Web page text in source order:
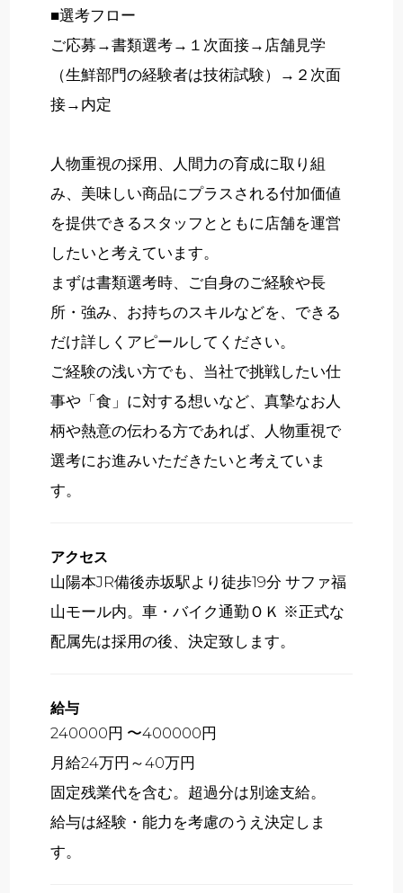
■選考フロー
ご応募→書類選考→１次面接→店舗見学
（生鮮部門の経験者は技術試験）→２次面
接→内定
人物重視の採用、人間力の育成に取り組
み、美味しい商品にプラスされる付加価値
を提供できるスタッフとともに店舗を運営
したいと考えています。
まずは書類選考時、ご自身のご経験や長
所・強み、お持ちのスキルなどを、できる
だけ詳しくアピールしてください。
ご経験の浅い方でも、当社で挑戦したい仕
事や「食」に対する想いなど、真摯なお人
柄や熱意の伝わる方であれば、人物重視で
選考にお進みいただきたいと考えていま
す。
アクセス
山陽本JR備後赤坂駅より徒歩19分 サファ福
山モール内。車・バイク通勤ＯＫ ※正式な
配属先は採用の後、決定致します。
給与
240000円 〜400000円
月給24万円～40万円
固定残業代を含む。超過分は別途支給。
給与は経験・能力を考慮のうえ決定しま
す。